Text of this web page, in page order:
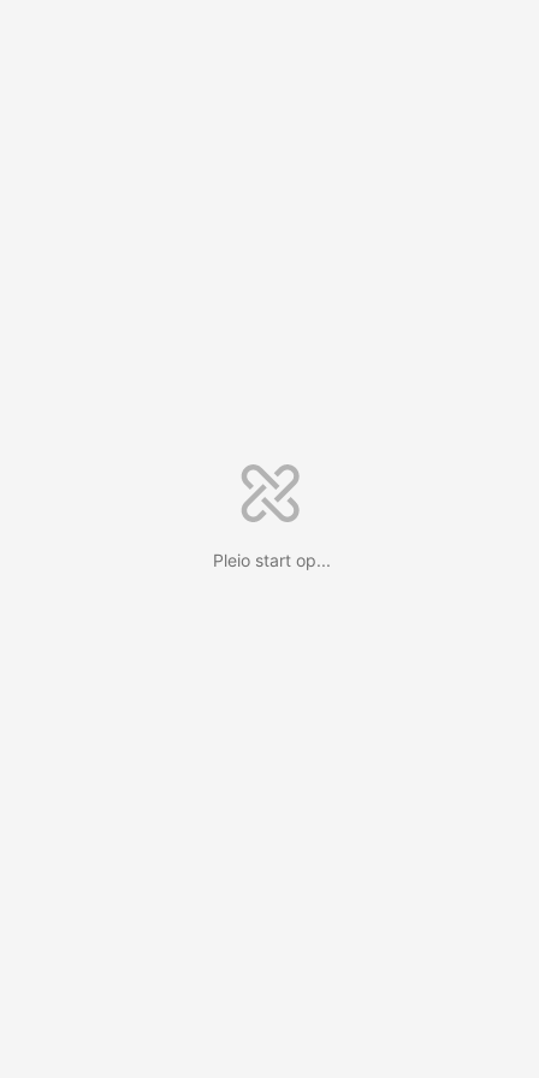
Pleio start op...